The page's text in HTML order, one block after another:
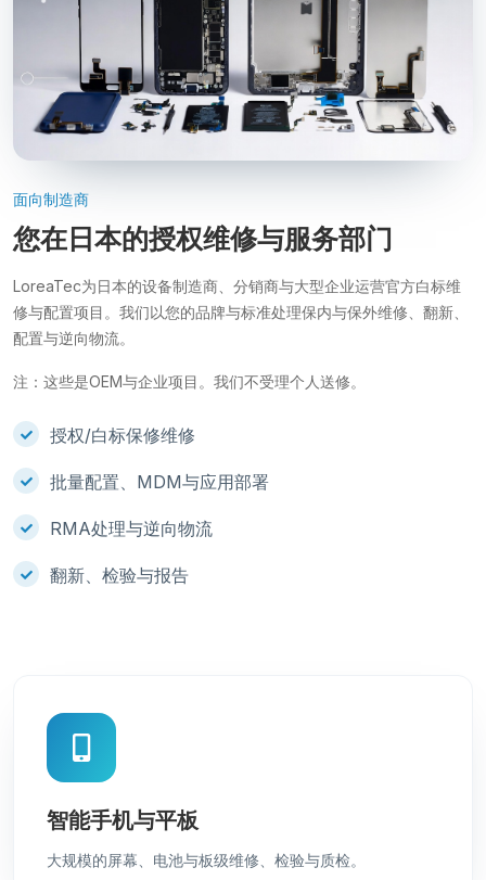
面向制造商
您在日本的授权维修与服务部门
LoreaTec为日本的设备制造商、分销商与大型企业运营官方白标维
修与配置项目。我们以您的品牌与标准处理保内与保外维修、翻新、
配置与逆向物流。
注：这些是OEM与企业项目。我们不受理个人送修。
授权/白标保修维修
批量配置、MDM与应用部署
RMA处理与逆向物流
翻新、检验与报告
智能手机与平板
大规模的屏幕、电池与板级维修、检验与质检。